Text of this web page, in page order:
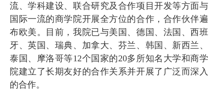
流、学科建设、联合研究及合作项目开发等方面与
国际一流的商学院开展全方位的合作，合作伙伴遍
布欧美。目前，我院已与美国、德国、法国、西班
牙、英国、瑞典、加拿大、芬兰、韩国、新西兰、
泰国、摩洛哥等12个国家的20多所知名大学和商学
院建立了长期友好的合作关系并开展了广泛而深入
的合作。